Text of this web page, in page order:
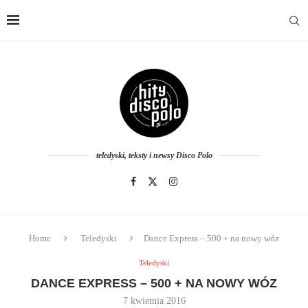
teledyski, teksty i newsy Disco Polo
Home Teledyski Dance Express – 500 + na nowy wóz
Teledyski
DANCE EXPRESS – 500 + NA NOWY WÓZ
7 kwietnia 2016